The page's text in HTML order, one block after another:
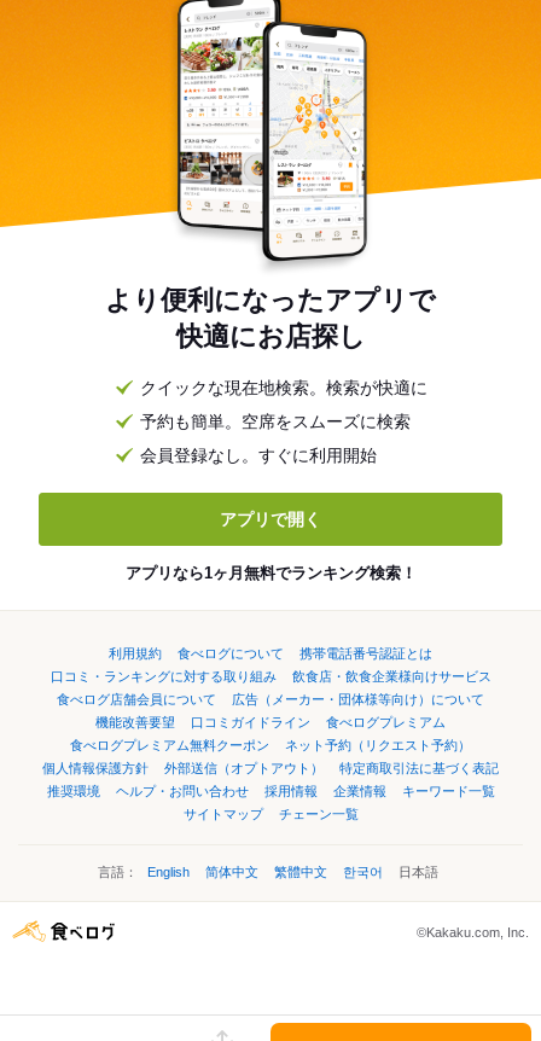
より便利になったアプリで
快適にお店探し
クイックな現在地検索。検索が快適に
予約も簡単。空席をスムーズに検索
会員登録なし。すぐに利用開始
アプリで開く
アプリなら1ヶ月無料でランキング検索！
利用規約 食べログについて
携帯電話番号認証とは
口コミ・ランキングに対する取り組み
飲食店・飲食企業様向けサービス
食べログ店舗会員について
広告（メーカー・団体様等向け）について
機能改善要望
口コミガイドライン
食べログプレミアム
食べログプレミアム無料クーポン
ネット予約（リクエスト予約）
個人情報保護方針
外部送信（オプトアウト）
特定商取引法に基づく表記
推奨環境
ヘルプ・お問い合わせ 採用情報 企業情報
キーワード一覧
サイトマップ
チェーン一覧
言語： English 简体中文 繁體中文 한국어 日本語
©Kakaku.com, Inc.